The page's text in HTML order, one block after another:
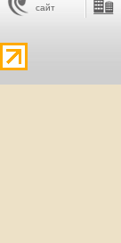
сайт